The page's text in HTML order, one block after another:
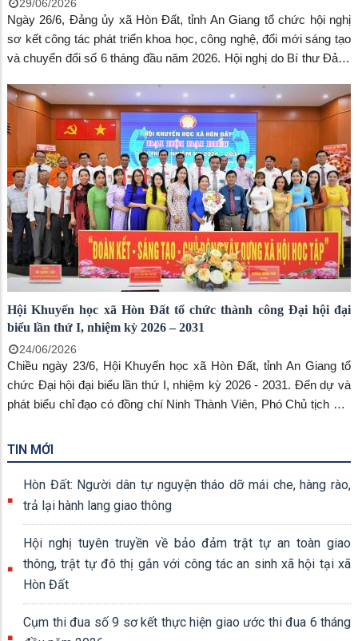
29/06/2026
Ngày 26/6, Đảng ủy xã Hòn Đất, tỉnh An Giang tổ chức hội nghị
sơ kết công tác phát triển khoa học, công nghệ, đổi mới sáng tạo
và chuyển đổi số 6 tháng đầu năm 2026. Hội nghị do Bí thư Đảng
Đắc Hòa – Phó Bí thư thường trực đảng ủy, Chủ tịch HĐND xã;
Thường trực HĐND xã; Thường trực UBND xã; Các đồng chí Ủy
viên Ban Chấp hành Đảng bộ; Ban thường trực Ủy ban MTTQ
Việt Nam xã; các đồng chí thành viên tổ giúp việc Ban chỉ đạo xã
về phát triển khoa học, công nghệ, đổi mới sáng tạo, chuyển đổi
số; đại diện Ban xây dựng Đảng, Ủy ban kiểm tra Đảng ủy, Trung
tâm Chính trị, Văn phòng Đảng ủy, Văn phòng HĐND & UBND,
Phòng Kinh tế, Phòng Văn hóa - Xã hội, Trung tâm Phục vụ hành
chính công, Trung tâm Dịch vụ tổng hợp, Trạm Y tế, Công an xã,
Ban chỉ huy quân sự xã, Bí thư các chi bộ đảng bộ trực thuộc
Đảng ủy.
Hội Khuyến học xã Hòn Đất tổ chức thành công Đại hội đại
biểu lần thứ I, nhiệm kỳ 2026 – 2031
24/06/2026
Chiều ngày 23/6, Hội Khuyến học xã Hòn Đất, tỉnh An Giang tổ
chức Đại hội đại biểu lần thứ I, nhiệm kỳ 2026 - 2031. Đến dự và
phát biểu chỉ đạo có đồng chí Ninh Thành Viên, Phó Chủ tịch Hội
Đảng ủy xã Hòn Đất; đồng chí Vũ Quốc Lập – Phó Chủ tịch Hội
đồng nhân dân xã; đồng chí Đào Thị Thu Huyền – Phó Chủ tịch
UBND xã Hòn Đất; Ban thường trực Ủy ban MTTQ Việt Nam xã
Hòn Đất; đồng chí Nguyễn Trọng Tuynh – Phó Chủ nhiệm Ủy ban
Trung tâm Chính trị xã; đại diện các cơ quan, ban ngành, đoàn
thể; cùng 70 đại biểu chính thức tham dự đại hội.
TIN MỚI
Hòn Đất: Người dân tự nguyện tháo dỡ mái che, hàng rào,
trả lại hành lang giao thông
Hội nghị tuyên truyền về bảo đảm trật tự an toàn giao
thông, trật tự đô thị gắn với công tác an sinh xã hội tại xã
Hòn Đất
Cụm thi đua số 9 sơ kết thực hiện giao ước thi đua 6 tháng